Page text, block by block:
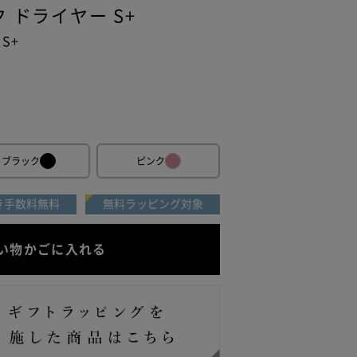
ドライヤー S+
ブラック ピンク
手数料無料 無料ラッピング対象
物かごに入れる
ん。
本人様
す。
ま